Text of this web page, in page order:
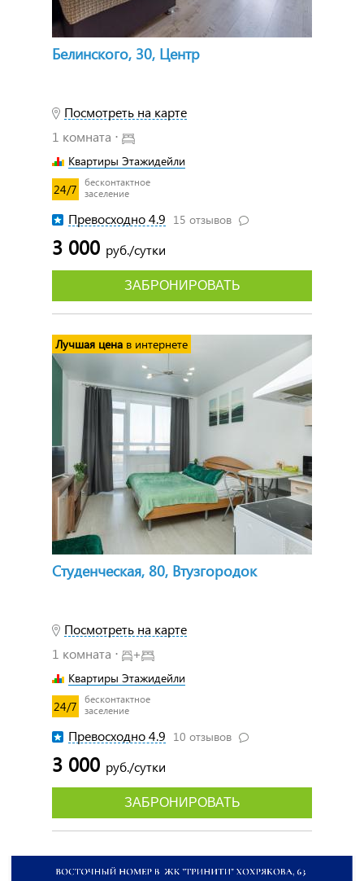
Белинского, 30, Центр
Посмотреть на карте
1 комната ⋅
Квартиры Этажидейли
24/7
бесконтактное
заселение
Превосходно 4.9 15 отзывов
3 000 руб./сутки
ЗАБРОНИРОВАТЬ
Студенческая, 80, Втузгородок
Посмотреть на карте
1 комната ⋅
+
Квартиры Этажидейли
24/7
бесконтактное
заселение
Превосходно 4.9 10 отзывов
3 000 руб./сутки
Лучшая цена в интернете
ЗАБРОНИРОВАТЬ